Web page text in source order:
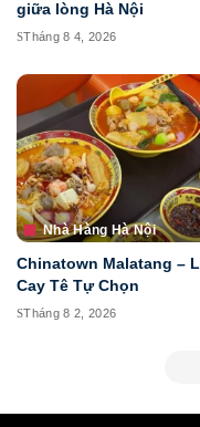
giữa lòng Hà Nội
Tháng 8 4, 2026
Nhà Hàng Hà Nội
Chinatown Malatang –
Cay Tê Tự Chọn
Tháng 8 2, 2026